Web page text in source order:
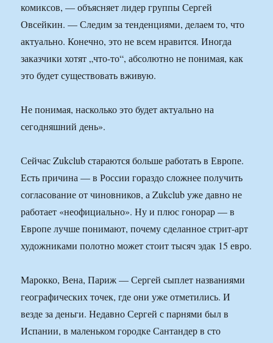
комиксов, — объясняет лидер группы Сергей
Овсейкин. — Следим за тенденциями, делаем то, что
актуально. Конечно, это не всем нравится. Иногда
заказчики хотят „что-то“, абсолютно не понимая, как
это будет существовать вживую.
Не понимая, насколько это будет актуально на
сегодняшний день».
Сейчас Zukclub стараются больше работать в Европе.
Есть причина — в России гораздо сложнее получить
согласование от чиновников, а Zukclub уже давно не
работает «неофициально». Ну и плюс гонорар — в
Европе лучше понимают, почему сделанное стрит-арт
художниками полотно может стоит тысяч эдак 15 евро.
Марокко, Вена, Париж — Сергей сыплет названиями
географических точек, где они уже отметились. И
везде за деньги. Недавно Сергей с парнями был в
Испании, в маленьком городке Сантандер в сто